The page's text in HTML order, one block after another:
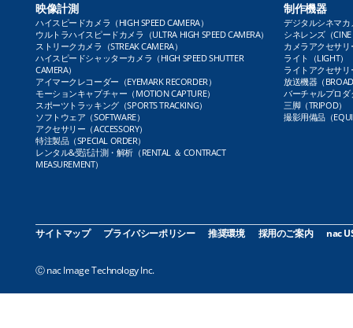
映像計測
ハイスピードカメラ（HIGH SPEED CAMERA）
ウルトラハイスピードカメラ（ULTRA HIGH SPEED CAMERA）
ストリークカメラ（STREAK CAMERA）
ハイスピードシャッターカメラ（HIGH SPEED SHUTTER
CAMERA）
アイマークレコーダー（EYEMARK RECORDER）
モーションキャプチャー（MOTION CAPTURE）
スポーツトラッキング（SPORTS TRACKING）
ソフトウェア（SOFTWARE）
アクセサリー（ACCESSORY）
特注製品（SPECIAL ORDER）
レンタル&受託計測・解析（RENTAL ＆ CONTRACT
MEASUREMENT）
制作機器
デジタルシネマカ
シネレンズ（CINE
カメラアクセサリ
ライト（LIGHT）
ライトアクセサリ
放送機器（
バーチャルプロダ
三脚（TRIPOD）
撮影用備品（
サイトマップ プライバシーポリシー 推奨環境 採用のご案内 nac
Ⓒ nac Image Technology Inc.